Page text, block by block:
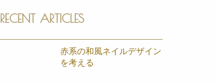
RECENT ARTICLES
赤系の和風ネイルデザイン
を考える